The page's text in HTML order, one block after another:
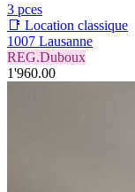
3 pces
📑 Location classique
1007 Lausanne
REG.Duboux
1'960.00